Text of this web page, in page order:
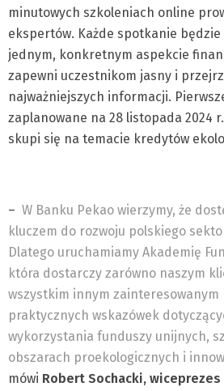
minutowych szkoleniach online
ekspertów. Każde spotkanie
jednym, konkretnym aspekcie
zapewni uczestnikom jasny i
najważniejszych informacji.
zaplanowane na 28 listopada 2024
skupi się na temacie kredytów
– W Banku Pekao wierzymy, że
kluczem do rozwoju polskiego
Dlatego uruchamiamy Akademię
która dostarczy zarówno naszym
wszystkim innym
praktycznych wskazówek
wykorzystania funduszy unijnych,
obszarach proekologicznych i
mówi Robert Sochacki, wiceprezes